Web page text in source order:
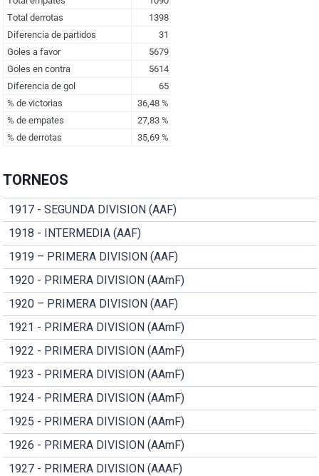
TORNEOS
1917 - SEGUNDA DIVISION (AAF)
1918 - INTERMEDIA (AAF)
1919 – PRIMERA DIVISION (AAF)
1920 - PRIMERA DIVISION (AAmF)
1920 – PRIMERA DIVISION (AAF)
1921 - PRIMERA DIVISION (AAmF)
1922 - PRIMERA DIVISION (AAmF)
1923 - PRIMERA DIVISION (AAmF)
1924 - PRIMERA DIVISION (AAmF)
1925 - PRIMERA DIVISION (AAmF)
1926 - PRIMERA DIVISION (AAmF)
1927 - PRIMERA DIVISION (AAAF)